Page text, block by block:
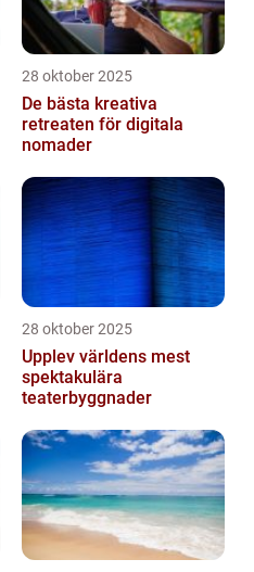
28 oktober 2025
De bästa kreativa
retreaten för digitala
nomader
28 oktober 2025
Upplev världens mest
spektakulära
teaterbyggnader